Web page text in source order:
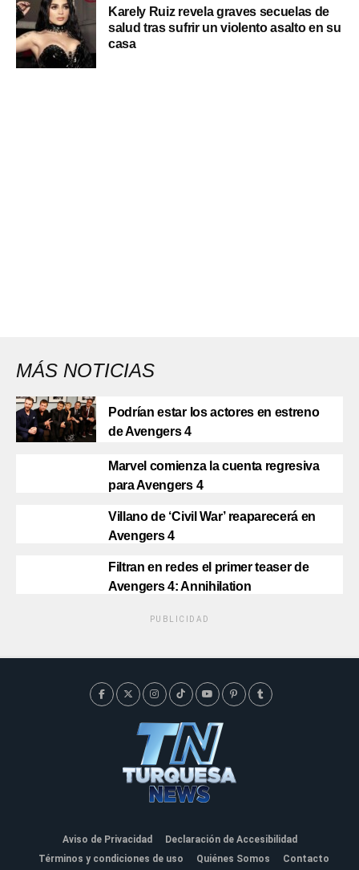
Karely Ruiz revela graves secuelas de
salud tras sufrir un violento asalto en su
casa
MÁS NOTICIAS
Podrían estar los actores en estreno
de Avengers 4
Marvel comienza la cuenta regresiva
para Avengers 4
Villano de ‘Civil War’ reaparecerá en
Avengers 4
Filtran en redes el primer teaser de
Avengers 4: Annihilation
PUBLICIDAD
Aviso de Privacidad
Declaración de Accesibilidad
Términos y condiciones de uso
Quiénes Somos Contacto